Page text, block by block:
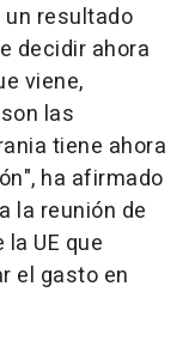
resultado
decidir ahora
viene,
las
tiene ahora
ha afirmado
la reunión de
UE que
el gasto en